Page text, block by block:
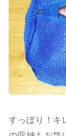
すっぽり！キ